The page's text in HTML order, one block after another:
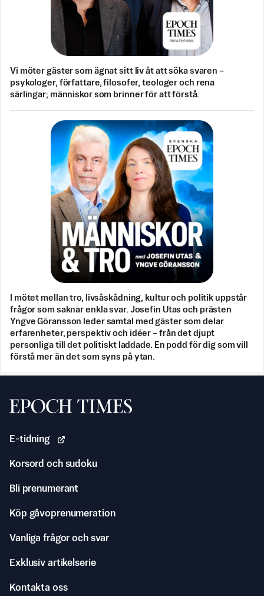
Vi möter gäster som ägnat sitt liv åt att söka svaren –
psykologer, författare, filosofer, teologer och rena
särlingar; människor som brinner för att förstå.
I mötet mellan tro, livsåskådning, kultur och politik uppstår
frågor som saknar enkla svar. Josefin Utas och prästen
Yngve Göransson leder samtal med gäster som delar
erfarenheter, perspektiv och idéer – från det djupt
personliga till det politiskt laddade. En podd för dig som vill
förstå mer än det som syns på ytan.
Svenska Epoch Times
E-tidning
Korsord och sudoku
Bli prenumerant
Köp gåvoprenumeration
Vanliga frågor och svar
Exklusiv artikelserie
Kontakta oss